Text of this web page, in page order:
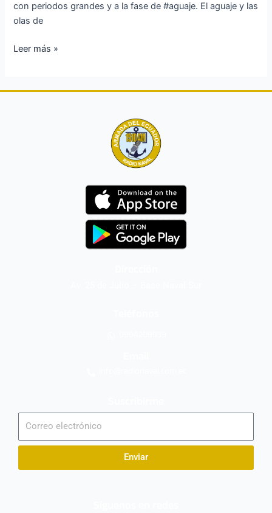
con periodos grandes y a la fase de #aguaje. El aguaje y las
olas de
de
Leer más »
Enviar